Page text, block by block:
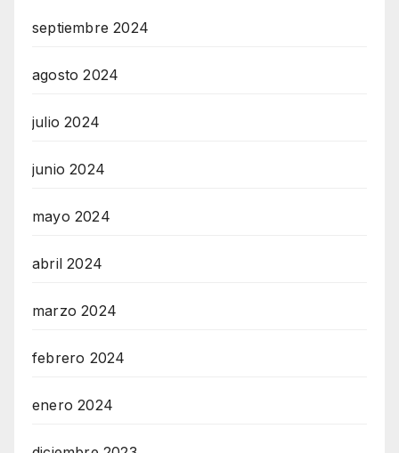
septiembre 2024
agosto 2024
julio 2024
junio 2024
mayo 2024
abril 2024
marzo 2024
febrero 2024
enero 2024